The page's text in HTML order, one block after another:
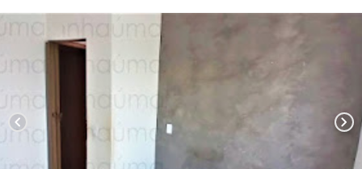
chevron_left chevron_right